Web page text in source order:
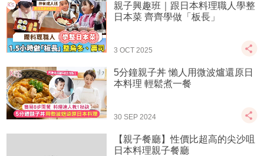
親子興趣班｜跟日本料理職人學整
日本菜 齊齊學做「板長」
3 OCT 2025
5分鐘親子丼 懶人用微波爐還原日
本料理 輕鬆煮一餐
30 SEP 2024
【親子餐廳】性價比超高的尖沙咀
日本料理親子餐廳